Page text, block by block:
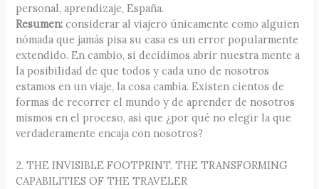
personal, aprendizaje, España.
Resumen: considerar al viajero únicamente como alguien
nómada que jamás pisa su casa es un error popularmente
extendido. En cambio, si decidimos abrir nuestra mente a
la posibilidad de que todos y cada uno de nosotros
estamos en un viaje, la cosa cambia. Existen cientos de
formas de recorrer el mundo y de aprender de nosotros
mismos en el proceso, así que ¿por qué no elegir la que
verdaderamente encaja con nosotros?
2. THE INVISIBLE FOOTPRINT. THE TRANSFORMING
CAPABILITIES OF THE TRAVELER